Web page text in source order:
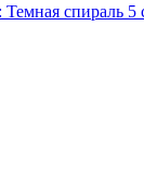
спираль 5